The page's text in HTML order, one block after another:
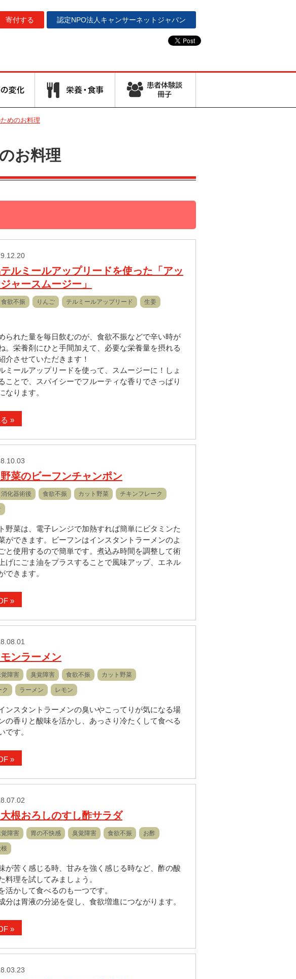
認定NPO法人 キャンサーネットジャパン
寄付する
めのお料理
お料理
ルミールアップリードを使った「アッ
ャースムージー」
食欲不振 りんご テルミールアップリード 生姜
られた量を毎日飲むのが、食欲不振などで辛い時が
。栄養剤にひと手間加えて、必要な栄養量を摂れる
介させていただきます！
ミールアップリードを使って、スムージーに！しょ
ことで、スパイシーでフルーティな香りでさっぱり
なります。
»
菜のビーフンチャンポン
消化器術後 食欲不振 カット野菜 チキンフレーク
野菜は、電子レンジで加熱すれば簡単にビタミンた
ができます。ビーフンはインスタントラーメンのよ
と使用するので簡単です。煮込み時間を調整して術
げにごま油をプラスすることで風味アップ、エネル
できます。
»
ンラーメン
障害 臭覚障害 食欲不振 カット野菜
ク ラーメン レモン
ンスタントラーメンの臭いやこってりが気になる場
の香りと酸味を活かし、あっさり冷たくして食べる
です。
»
大根おろしのすし酢サラダ
障害 胃の不快感 臭覚障害 食欲不振 お酢
が苦く感じる時、甘みを強く感じる時など、酢の酸
料理を試してみましょう。
活かして食べるのも一つです。
分は胃液の分泌を促し、食欲増進につながります。
»